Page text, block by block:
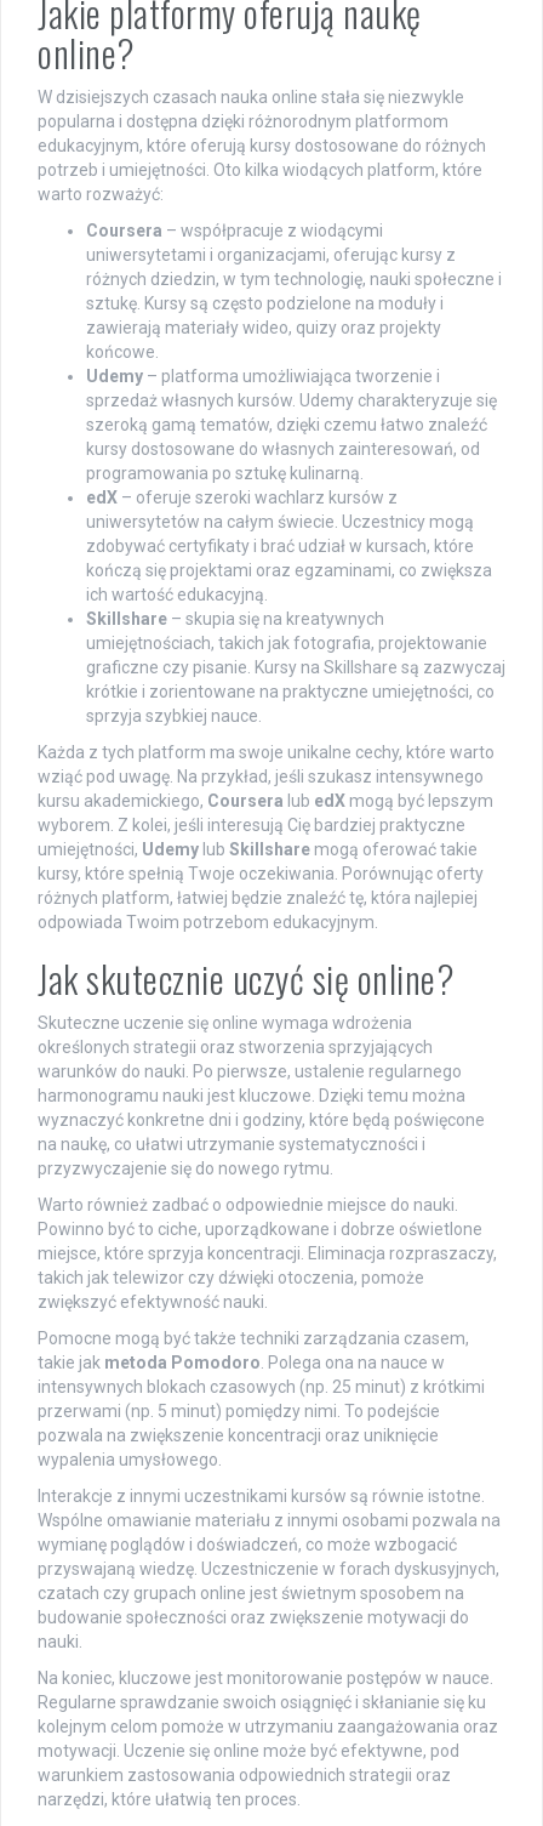
Jakie platformy oferują naukę
online?
W dzisiejszych czasach nauka online stała się niezwykle
popularna i dostępna dzięki różnorodnym platformom
edukacyjnym, które oferują kursy dostosowane do różnych
potrzeb i umiejętności. Oto kilka wiodących platform, które
warto rozważyć:
Coursera – współpracuje z wiodącymi
uniwersytetami i organizacjami, oferując kursy z
różnych dziedzin, w tym technologię, nauki społeczne i
sztukę. Kursy są często podzielone na moduły i
zawierają materiały wideo, quizy oraz projekty
końcowe.
Udemy – platforma umożliwiająca tworzenie i
sprzedaż własnych kursów. Udemy charakteryzuje się
szeroką gamą tematów, dzięki czemu łatwo znaleźć
kursy dostosowane do własnych zainteresowań, od
programowania po sztukę kulinarną.
edX – oferuje szeroki wachlarz kursów z
uniwersytetów na całym świecie. Uczestnicy mogą
zdobywać certyfikaty i brać udział w kursach, które
kończą się projektami oraz egzaminami, co zwiększa
ich wartość edukacyjną.
Skillshare – skupia się na kreatywnych
umiejętnościach, takich jak fotografia, projektowanie
graficzne czy pisanie. Kursy na Skillshare są zazwyczaj
krótkie i zorientowane na praktyczne umiejętności, co
sprzyja szybkiej nauce.
Każda z tych platform ma swoje unikalne cechy, które warto
wziąć pod uwagę. Na przykład, jeśli szukasz intensywnego
kursu akademickiego, Coursera lub edX mogą być lepszym
wyborem. Z kolei, jeśli interesują Cię bardziej praktyczne
umiejętności, Udemy lub Skillshare mogą oferować takie
kursy, które spełnią Twoje oczekiwania. Porównując oferty
różnych platform, łatwiej będzie znaleźć tę, która najlepiej
odpowiada Twoim potrzebom edukacyjnym.
Jak skutecznie uczyć się online?
Skuteczne uczenie się online wymaga wdrożenia
określonych strategii oraz stworzenia sprzyjających
warunków do nauki. Po pierwsze, ustalenie regularnego
harmonogramu nauki jest kluczowe. Dzięki temu można
wyznaczyć konkretne dni i godziny, które będą poświęcone
na naukę, co ułatwi utrzymanie systematyczności i
przyzwyczajenie się do nowego rytmu.
Warto również zadbać o odpowiednie miejsce do nauki.
Powinno być to ciche, uporządkowane i dobrze oświetlone
miejsce, które sprzyja koncentracji. Eliminacja rozpraszaczy,
takich jak telewizor czy dźwięki otoczenia, pomoże
zwiększyć efektywność nauki.
Pomocne mogą być także techniki zarządzania czasem,
takie jak metoda Pomodoro . Polega ona na nauce w
intensywnych blokach czasowych (np. 25 minut) z krótkimi
przerwami (np. 5 minut) pomiędzy nimi. To podejście
pozwala na zwiększenie koncentracji oraz uniknięcie
wypalenia umysłowego.
Interakcje z innymi uczestnikami kursów są równie istotne.
Wspólne omawianie materiału z innymi osobami pozwala na
wymianę poglądów i doświadczeń, co może wzbogacić
przyswajaną wiedzę. Uczestniczenie w forach dyskusyjnych,
czatach czy grupach online jest świetnym sposobem na
budowanie społeczności oraz zwiększenie motywacji do
nauki.
Na koniec, kluczowe jest monitorowanie postępów w nauce.
Regularne sprawdzanie swoich osiągnięć i skłanianie się ku
kolejnym celom pomoże w utrzymaniu zaangażowania oraz
motywacji. Uczenie się online może być efektywne, pod
warunkiem zastosowania odpowiednich strategii oraz
narzędzi, które ułatwią ten proces.